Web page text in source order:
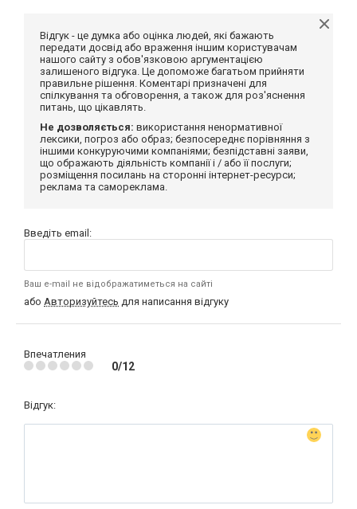
Відгук - це думка або оцінка людей, які бажають
передати досвід або враження іншим користувачам
нашого сайту з обов'язковою аргументацією
залишеного відгука. Це допоможе багатьом прийняти
правильне рішення. Коментарі призначені для
спілкування та обговорення, а також для роз'яснення
питань, що цікавлять.
Не дозволяється: використання ненормативної
лексики, погроз або образ; безпосереднє порівняння з
іншими конкуруючими компаніями; безпідставні заяви,
що ображають діяльність компанії і / або її послуги;
розміщення посилань на сторонні інтернет-ресурси;
реклама та самореклама.
Введіть email:
Ваш e-mail не відображатиметься на сайті
або Авторизуйтесь для написання відгуку
Впечатления
0/12
Відгук: